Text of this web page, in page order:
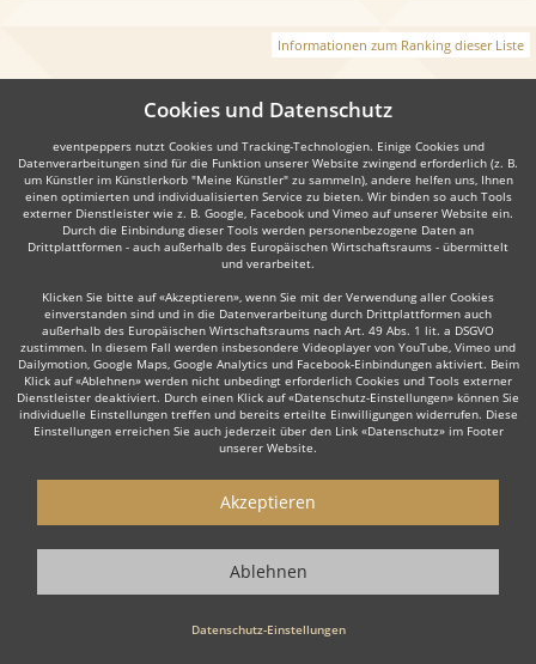
Informationen zum Ranking dieser Liste
Auch interessant:
Kinderschminken Zauberer & Magier Bodypainting
Sie interessanten Showkünstler - also z. B. bestimmte Show- &
Cookies und Datenschutz
eventpeppers nutzt Cookies und Tracking-Technologien. Einige Cookies und
Datenverarbeitungen sind für die Funktion unserer Website zwingend erforderlich (z. B.
um Künstler im Künstlerkorb "Meine Künstler" zu sammeln), andere helfen uns, Ihnen
einen optimierten und individualisierten Service zu bieten. Wir binden so auch Tools
externer Dienstleister wie z. B. Google, Facebook und Vimeo auf unserer Website ein.
Durch die Einbindung dieser Tools werden personenbezogene Daten an
Drittplattformen - auch außerhalb des Europäischen Wirtschaftsraums - übermittelt
und verarbeitet.
Klicken Sie bitte auf «Akzeptieren», wenn Sie mit der Verwendung aller Cookies
einverstanden sind und in die Datenverarbeitung durch Drittplattformen auch
außerhalb des Europäischen Wirtschaftsraums nach Art. 49 Abs. 1 lit. a DSGVO
zustimmen. In diesem Fall werden insbesondere Videoplayer von YouTube, Vimeo und
Dailymotion, Google Maps, Google Analytics und Facebook-Einbindungen aktiviert. Beim
Klick auf «Ablehnen» werden nicht unbedingt erforderlich Cookies und Tools externer
Dienstleister deaktiviert. Durch einen Klick auf «Datenschutz-Einstellungen» können Sie
individuelle Einstellungen treffen und bereits erteilte Einwilligungen widerrufen. Diese
Einstellungen erreichen Sie auch jederzeit über den Link «Datenschutz» im Footer
unserer Website.
Datenschutz-Einstellungen
Akzeptieren
Ablehnen